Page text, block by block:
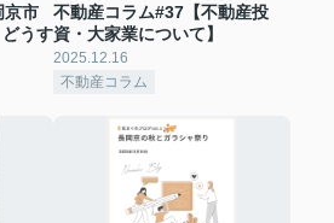
京市
うす
不動産コラム#37【不動産投
資・大家業について】
2025.12.16
不動産コラム